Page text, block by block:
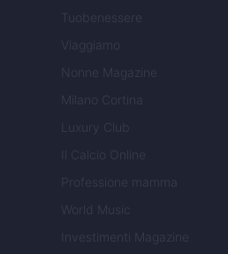
Tuobenessere
Viaggiamo
Nonne Magazine
Milano Cortina
Luxury Club
Il Calcio Online
Professione mamma
World Music
Investimenti Magazine